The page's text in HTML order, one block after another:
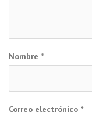
Nombre *
Correo electrónico *